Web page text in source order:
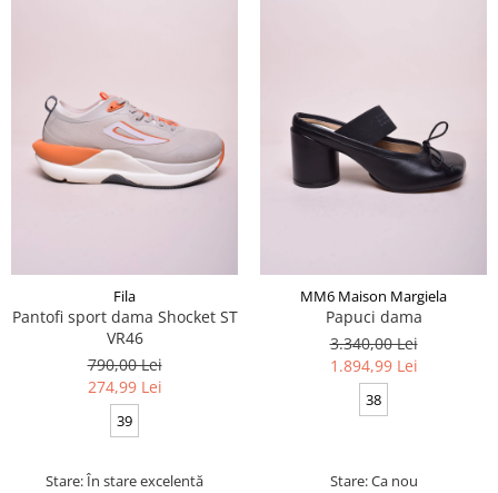
Fila
Pantofi sport dama Shocket ST
VR46
790,00 Lei
274,99 Lei
39
Stare: În stare excelentă
MM6 Maison Margiela
Papuci dama
3.340,00 Lei
1.894,99 Lei
38
Stare: Ca nou